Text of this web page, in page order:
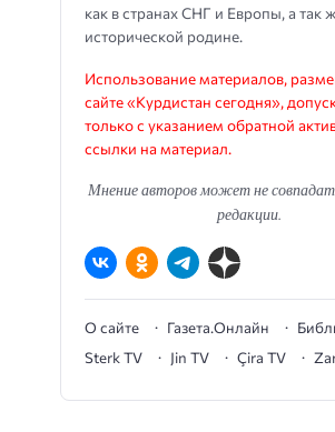
как в странах СНГ и Европы, а так
исторической родине.
Использование материалов,
сайте «Курдистан сегодня»,
только с указанием обратной
ссылки на материал.
Мнение авторов может не
редакции.
О сайте Газета.Онлайн
Sterk TV
Jin TV Çira TV